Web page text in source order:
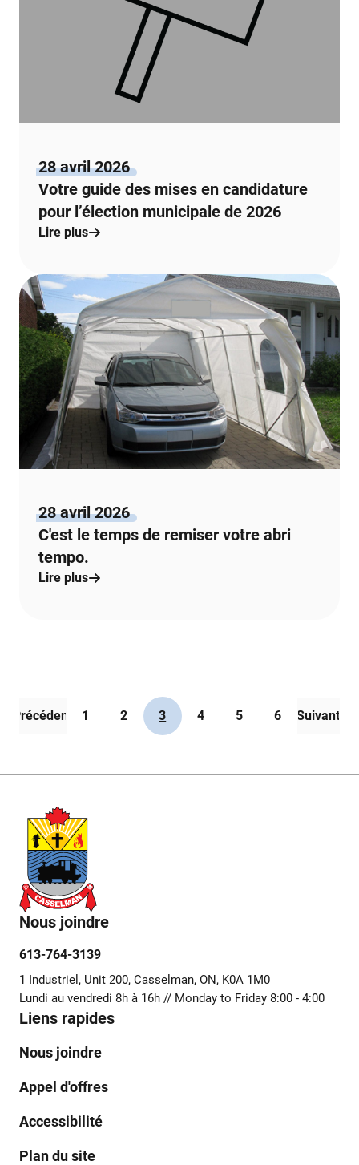
28 avril 2026
Votre guide des mises en candidature
pour l’élection municipale de 2026
Lire plus
28 avril 2026
C'est le temps de remiser votre abri
tempo.
Lire plus
Précédent 1 2 3 4 5 6 Suivant
Nous joindre
613-764-3139
1 Industriel, Unit 200, Casselman, ON, K0A 1M0
Lundi au vendredi 8h à 16h // Monday to Friday 8:00 - 4:00
Liens rapides
Nous joindre
Appel d'offres
Accessibilité
Plan du site